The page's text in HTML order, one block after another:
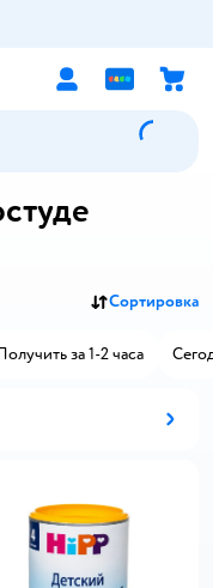
Сортировка
за 1-2 часа